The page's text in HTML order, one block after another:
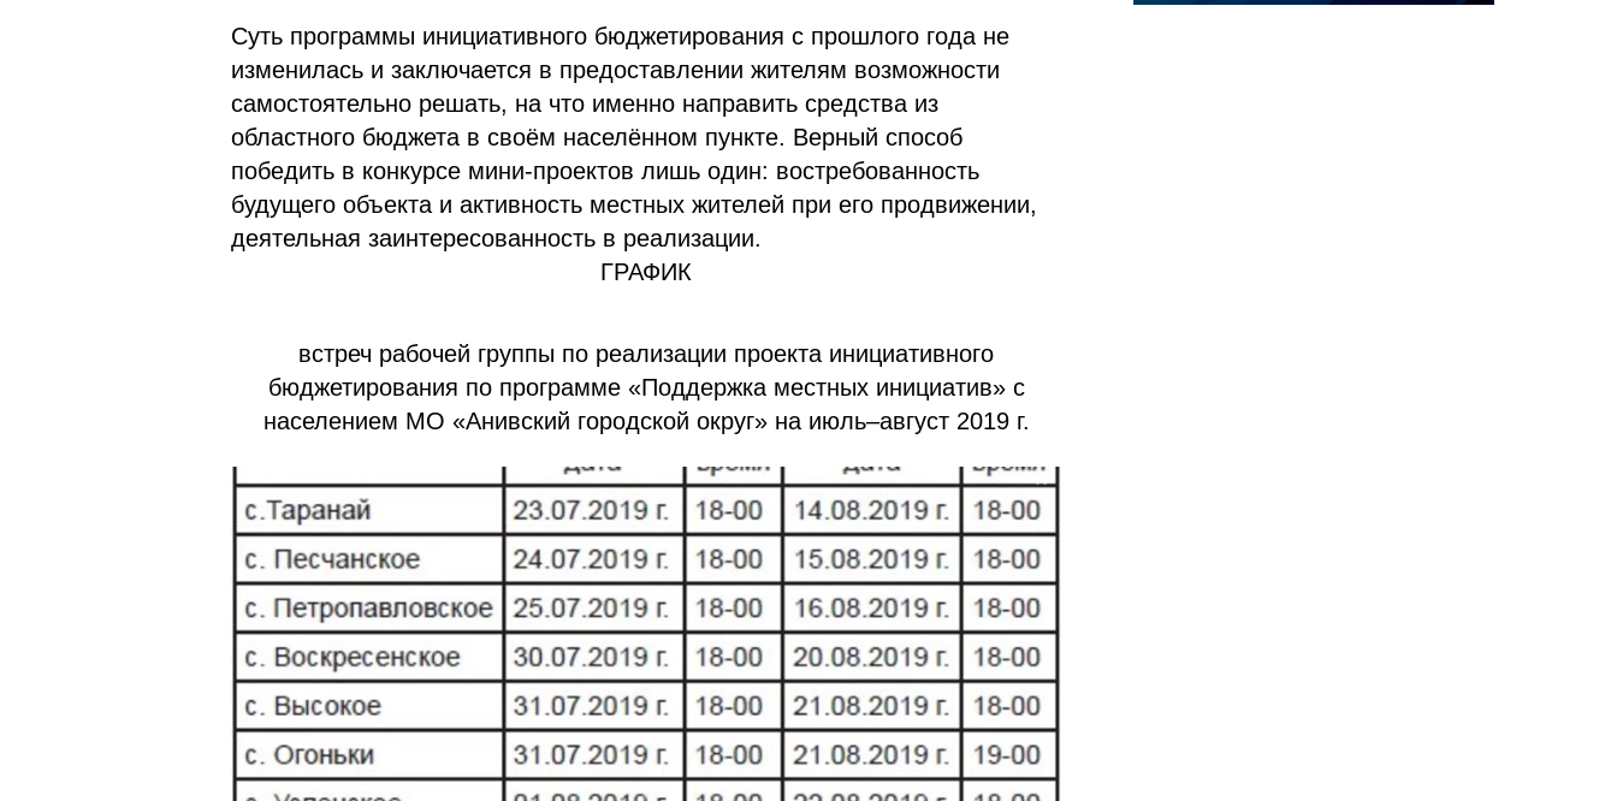
Суть программы инициативного бюджетирования с прошлого года не
изменилась и заключается в предоставлении жителям возможности
самостоятельно решать, на что именно направить средства из
областного бюджета в своём населённом пункте. Верный способ
победить в конкурсе мини-проектов лишь один: востребованность
будущего объекта и активность местных жителей при его продвижении,
деятельная заинтересованность в реализации.
ГРАФИК
встреч рабочей группы по реализации проекта инициативного
бюджетирования по программе «Поддержка местных инициатив» с
населением МО «Анивский городской округ» на июль–август 2019 г.